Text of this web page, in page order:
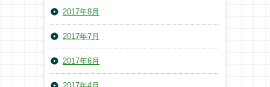
2017年8月
2017年7月
2017年6月